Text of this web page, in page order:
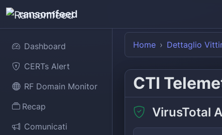
ransomfeed
Dashboard
CERTs Alert
RF Domain Monitor
Recap
Comunicati
Home Dettaglio
CTI
VirusTotal